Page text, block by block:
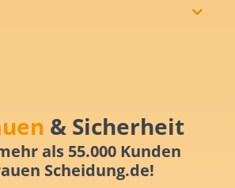
& Sicherheit
als 55.000 Kunden
Scheidung.de!